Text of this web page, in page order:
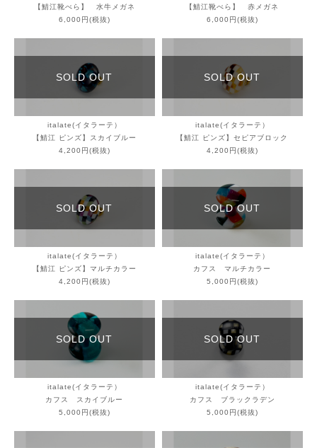
【鯖江靴べら】 水牛メガネ
6,000円(税抜)
【鯖江靴べら】 赤メガネ
6,000円(税抜)
SOLD OUT
italate(イタラーテ）
【鯖江 ピンズ】スカイブルー
4,200円(税抜)
SOLD OUT
italate(イタラーテ）
【鯖江 ピンズ】セピアブロック
4,200円(税抜)
SOLD OUT
italate(イタラーテ）
【鯖江 ピンズ】マルチカラー
4,200円(税抜)
SOLD OUT
italate(イタラーテ）
カフス マルチカラー
5,000円(税抜)
SOLD OUT
italate(イタラーテ）
カフス スカイブルー
5,000円(税抜)
SOLD OUT
italate(イタラーテ）
カフス ブラックラデン
5,000円(税抜)